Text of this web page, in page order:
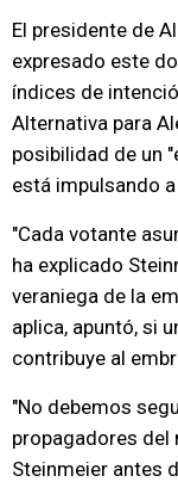
El presidente de
expresado este
índices de
Alternativa para
posibilidad de un
está impulsando
"Cada votante
ha explicado
veraniega de la
aplica, apuntó, si
contribuye al
"No debemos
propagadores del
Steinmeier antes